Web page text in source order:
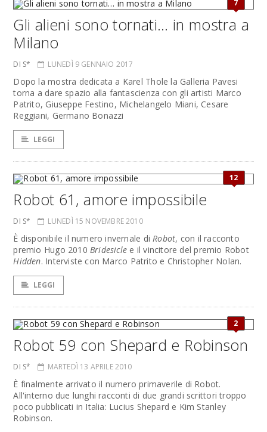
7
Gli alieni sono tornati… in mostra a
Milano
DI S* LUNEDÌ 9 GENNAIO 2017
Dopo la mostra dedicata a Karel Thole la Galleria Pavesi
torna a dare spazio alla fantascienza con gli artisti Marco
Patrito, Giuseppe Festino, Michelangelo Miani, Cesare
Reggiani, Germano Bonazzi
LEGGI
12
Robot 61, amore impossibile
DI S* LUNEDÌ 15 NOVEMBRE 2010
È disponibile il numero invernale diRobot, con il racconto
premio Hugo 2010 Bridesicle e il vincitore del premio Robot
Hidden. Interviste con Marco Patrito e Christopher Nolan.
LEGGI
2
Robot 59 con Shepard e Robinson
DI S* MARTEDÌ 13 APRILE 2010
È finalmente arrivato il numero primaverile di Robot.
All'interno due lunghi racconti di due grandi scrittori troppo
poco pubblicati in Italia: Lucius Shepard e Kim Stanley
Robinson.